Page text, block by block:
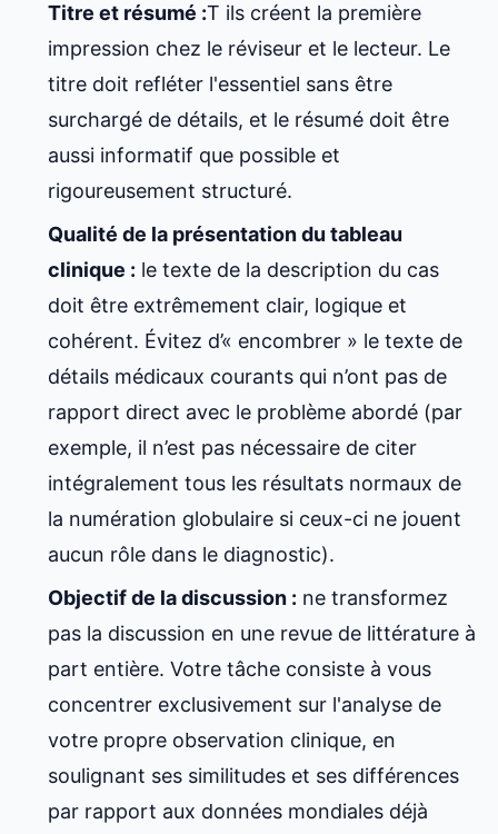
Titre et résumé :T ils créent la première
impression chez le réviseur et le lecteur. Le
titre doit refléter l'essentiel sans être
surchargé de détails, et le résumé doit être
aussi informatif que possible et
rigoureusement structuré.
Qualité de la présentation du tableau
clinique : le texte de la description du cas
doit être extrêmement clair, logique et
cohérent. Évitez d’« encombrer » le texte de
détails médicaux courants qui n’ont pas de
rapport direct avec le problème abordé (par
exemple, il n’est pas nécessaire de citer
intégralement tous les résultats normaux de
la numération globulaire si ceux-ci ne jouent
aucun rôle dans le diagnostic).
Objectif de la discussion : ne transformez
pas la discussion en une revue de littérature à
part entière. Votre tâche consiste à vous
concentrer exclusivement sur l'analyse de
votre propre observation clinique, en
soulignant ses similitudes et ses différences
par rapport aux données mondiales déjà